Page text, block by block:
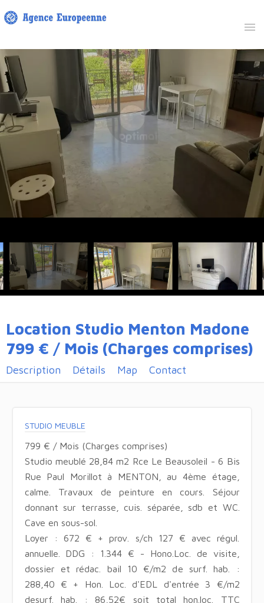
Location Studio Menton Madone
799 € / Mois (Charges comprises)
Description Détails Map Contact
STUDIO MEUBLE
799 € / Mois (Charges comprises)
Studio meublé 28,84 m2 Rce Le Beausoleil - 6 Bis
Rue Paul Morillot à MENTON, au 4ème étage,
calme. Travaux de peinture en cours. Séjour
donnant sur terrasse, cuis. séparée, sdb et WC.
Cave en sous-sol.
Loyer : 672 € + prov. s/ch 127 € avec régul.
annuelle. DDG : 1.344 € - Hono.Loc. de visite,
dossier et rédac. bail 10 €/m2 de surf. hab. :
288,40 € + Hon. Loc. d'EDL d'entrée 3 €/m2
desurf. hab. : 86,52€ soit total hon.loc. TTC